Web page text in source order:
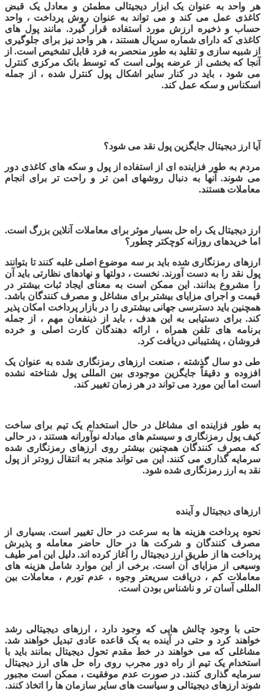
هر واحد به عنوان یک ابزار دیجیتالی مطمئن و معادل یک قبض
کاغذی عمل می کند و می تواند به عنوان روش پرداخت ، واحد
حساب و ذخیره ارزش مورد استفاده قرار گیرد. مانند پول های
کاغذی که دارای شماره سریال هستند ، هر واحد نیز برای جلوگیری
از شبیه سازی و تقلید به طور منحصر به فرد قابل تشخیص است. از
آنجا که بخشی از عرضه پولی است که توسط بانک مرکزی کنترل
می شود ، باید در کنار سایر اشکال پول کنترل شده ، از جمله
اسکناس و سکه عمل کند.
آیا ارز دیجیتال جایگزین پول نقد می شود؟
مردم به طور فزاینده ای از استفاده از پول و سکه های کاغذی دور
می شوند. آنها به دنبال روشهای امن تر و راحت تر برای انجام
معاملات هستند.
ارز دیجیتال یک راه حل بسیار موثر برای معاملات آنلاین بزرگ است.
اما خریدهای روزانه کوچکتر چطور؟
ارزهای رمزنگاری شده باید بر سه موضوع اصلی غلبه کنند تا بتوانند
پول نقد را به دست آورند. نخست ، دولتها و نهادهای نظارتی باید آن
را مشروع بدانند. این ممکن است به معنای ایجاد ثبات بیشتر در
قیمت و اجرای مزایای بیشتر برای مشاغل و مصرف کنندگان باشد.
همچنین باید دسترسی جهانی بیشتری را در بازار پرداخت امکان پذیر
کند. برای دستیابی به این هدف ، باید از ذینفعان مهم ، از جمله
برنامه های تلفن همراه ، ارائه دهندگان کارت اصلی و خرده
فروشان ، پشتیبانی دریافت کرد.
طی دو سال گذشته ، صنعت ارزهای رمزنگاری شده به عنوان یک
افزوده و دقیقاً جایگزین موجودی بین المللی پول شناخته نشده
است اما این مورد می تواند در هر زمان تغییر کند.
به طور فزاینده ای مشاغل در حال استخدام یک تیم برای ساخت
کیف پول رمزنگاری و سیستم های مبادله نوآورانه هستند ، در حالی
که مصرف کنندگان همچنین بیشتر روی ارزهای رمزنگاری شده
سرمایه گذاری می کنند. این می تواند منجر به انتقال زودتر از پول
نقد به ارز رمزنگاری شده شود.
ارزهای دیجیتال و آینده
نحوه پرداخت هزینه ها به سرعت در حال تغییر است. بسیاری از
مصرف کنندگان و شرکت ها در حال حاضر معامله و پذیرش
پرداخت ها از طریق ارز دیجیتال را آغاز کرده اند. دلیل این امر طیف
وسیعی از مزایای آن است. برخی از این موارد شامل هزینه های
معاملات کم ، دریافت سریعتر وجوه ، عدم تورم ، معاملات بین
المللی آسان تر و ناشناس بودن است.
حتی با وجود چالش هایی که وجود دارد ، ارزهای دیجیتالی رشد
خواهند کرد و حتی در آینده به یک قاعده عادی تبدیل خواهند شد.
مشاغلی که می خواهند در خط مقدم تحول دیجیتال بمانند باید با
استخدام یک تیم از راه دور مجرب روی راه حل های ارز دیجیتال
سرمایه گذاری کنند. در صورت عدم موفقیت ، ممکن است مجبور
شوند ارزهای دیجیتالی و سیاست های سایر سازمان ها را اتخاذ کنند.